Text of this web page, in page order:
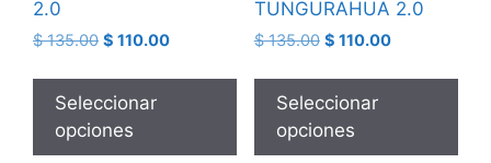
2.0
$135.00 $ 110.00
Seleccionar
opciones
TUNGURAHUA 2.0
$135.00 $ 110.00
Seleccionar
opciones